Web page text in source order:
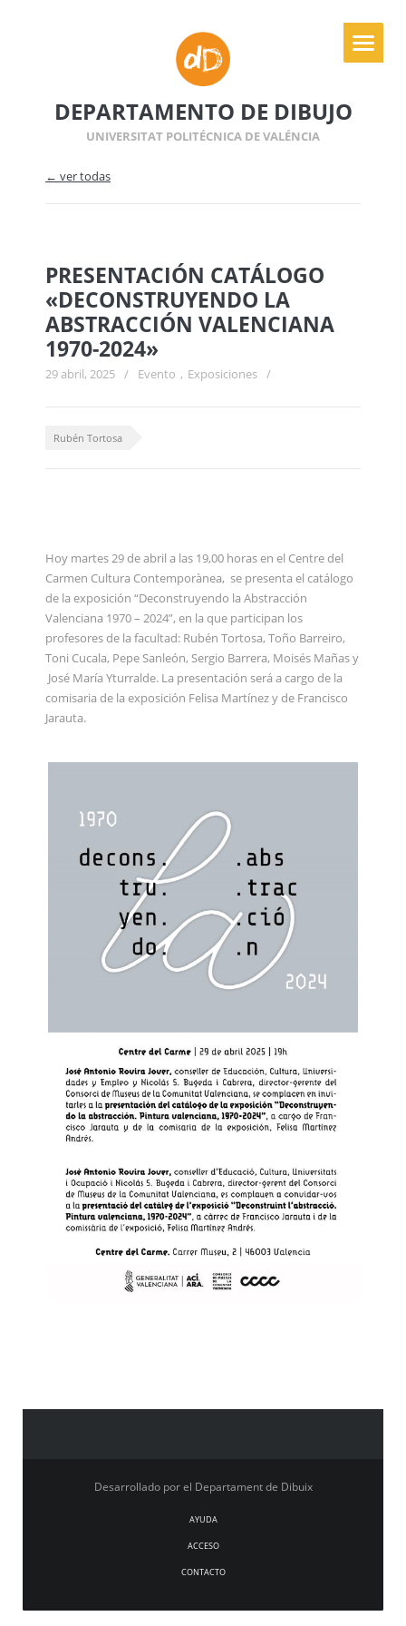
DEPARTAMENTO DE DIBUJO
UNIVERSITAT POLITÉCNICA DE VALÉNCIA
← ver todas
PRESENTACIÓN CATÁLOGO
«DECONSTRUYENDO LA
ABSTRACCIÓN VALENCIANA
1970-2024»
29 abril, 2025 / Evento , Exposiciones /
Rubén Tortosa
Hoy martes 29 de abril a las 19,00 horas en el Centre del
Carmen Cultura Contemporànea, se presenta el catálogo
de la exposición “Deconstruyendo la Abstracción
Valenciana 1970 – 2024”, en la que participan los
profesores de la facultad: Rubén Tortosa, Toño Barreiro,
Toni Cucala, Pepe Sanleón, Sergio Barrera, Moisés Mañas y
José María Yturralde. La presentación será a cargo de la
comisaria de la exposición Felisa Martínez y de Francisco
Jarauta.
Desarrollado por el Departament de Dibuix
AYUDA
ACCESO
CONTACTO